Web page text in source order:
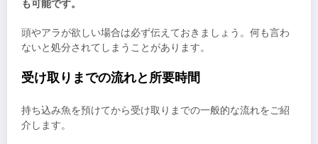
も可能です。
頭やアラが欲しい場合は必ず伝えておきましょう。何も言わ
ないと処分されてしまうことがあります。
受け取りまでの流れと所要時間
持ち込み魚を預けてから受け取りまでの一般的な流れをご紹
介します。